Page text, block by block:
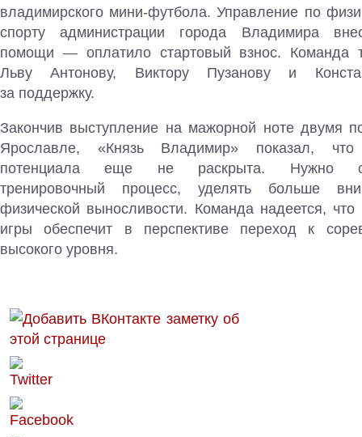
владимирского мини-футбола. Управление по
спорту администрации города Владимира
помощи — оплатило стартовый взнос. Команда
Льву Антонову, Виктору Пузанову и
за поддержку.
Закончив выступление на мажорной ноте двумя
Ярославле, «Князь Владимир» показал,
потенциала еще не раскрыта. Нужно
тренировочный процесс, уделять больше
физической выносливости. Команда надеется, что
игры обеспечит в перспективе переход к
высокого уровня.